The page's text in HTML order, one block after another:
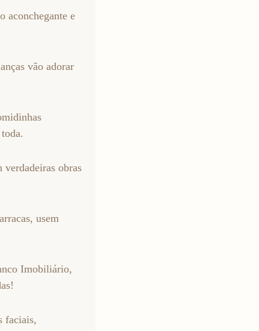
aconchegante e
vão adorar
obras
usem
Imobiliário,
faciais,